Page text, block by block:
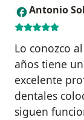
A Antonio
Lo conozco
años tiene
excelente
dentales
siguen